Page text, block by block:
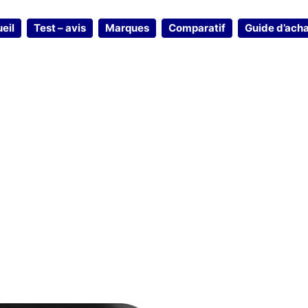
Test – avis Marques Comparatif Guide